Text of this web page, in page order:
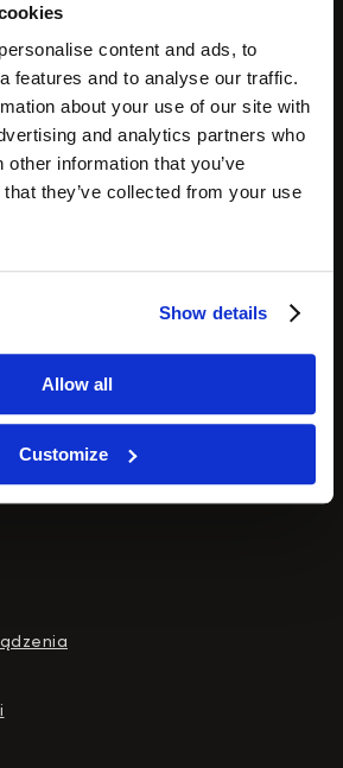
content and ads, to
features and to analyse our traffic.
about your use of our site with
and analytics partners who
information that you’ve
they’ve collected from your use
Show details
Allow all
Customize
a-esthetic.co.uk
Marketplaces